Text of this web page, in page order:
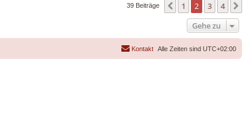
39 Beiträge Vorherige
1 2 3 4
Gehe zu
Alle Zeiten sind UTC+02:00
Kontakt